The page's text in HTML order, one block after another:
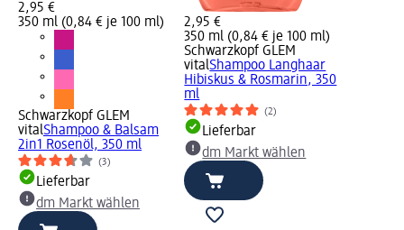
2,95 €
350 ml (0,84 € je 100 ml)
Schwarzkopf GLEM
vitalShampoo & Balsam
2in1 Rosenöl, 350 ml
(3)
Lieferbar
dm Markt wählen
2,95 €
350 ml (0,84 € je 100 ml)
Schwarzkopf GLEM
vitalShampoo Langhaar
Hibiskus & Rosmarin, 350
ml
(2)
Lieferbar
dm Markt wählen